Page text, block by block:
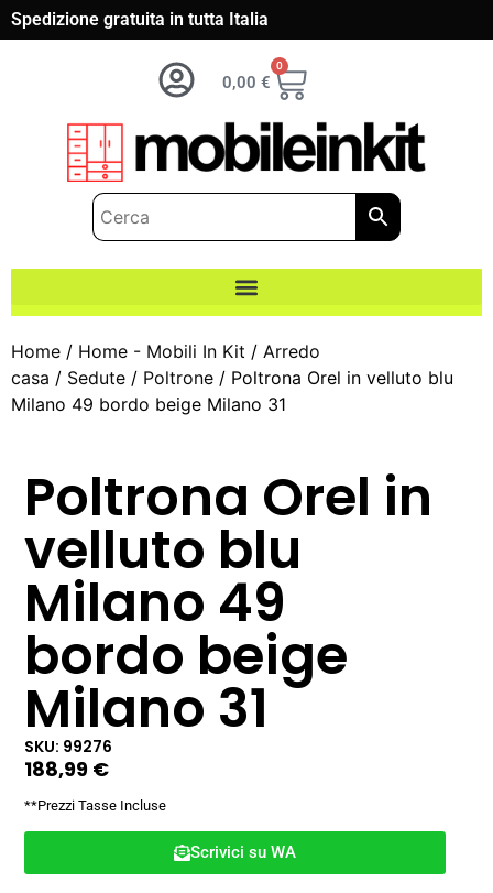
Spedizione gratuita in tutta Italia
0,00 €
0
Home / Home - Mobili In Kit / Arredo
casa / Sedute / Poltrone / Poltrona Orel in velluto blu
Milano 49 bordo beige Milano 31
Poltrona Orel in
velluto blu
Milano 49
bordo beige
Milano 31
SKU: 99276
188,99 €
**Prezzi Tasse Incluse
Scrivici su WA